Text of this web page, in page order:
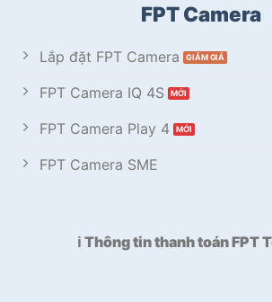
FPT Camera
Lắp đặt FPT Camera
FPT Camera IQ 4S
FPT Camera Play 4
FPT Camera SME
ℹ️ Thông tin thanh toán FPT